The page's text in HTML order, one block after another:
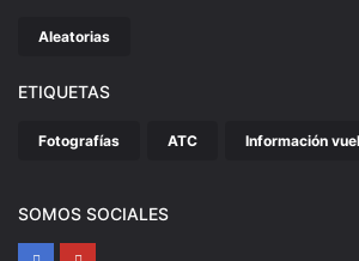
Aleatorias
ETIQUETAS
Fotografías ATC Información
SOMOS SOCIALES